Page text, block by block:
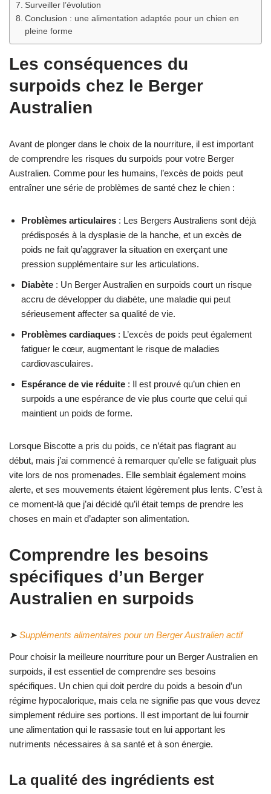
Surveiller l’évolution
Conclusion : une alimentation adaptée pour un chien en
pleine forme
Les conséquences du
surpoids chez le Berger
Australien
Avant de plonger dans le choix de la nourriture, il est important
de comprendre les risques du surpoids pour votre Berger
Australien. Comme pour les humains, l’excès de poids peut
entraîner une série de problèmes de santé chez le chien :
Problèmes articulaires : Les Bergers Australiens sont déjà
prédisposés à la dysplasie de la hanche, et un excès de
poids ne fait qu’aggraver la situation en exerçant une
pression supplémentaire sur les articulations.
Diabète : Un Berger Australien en surpoids court un risque
accru de développer du diabète, une maladie qui peut
sérieusement affecter sa qualité de vie.
Problèmes cardiaques : L’excès de poids peut également
fatiguer le cœur, augmentant le risque de maladies
cardiovasculaires.
Espérance de vie réduite : Il est prouvé qu’un chien en
surpoids a une espérance de vie plus courte que celui qui
maintient un poids de forme.
Lorsque Biscotte a pris du poids, ce n’était pas flagrant au
début, mais j’ai commencé à remarquer qu’elle se fatiguait plus
vite lors de nos promenades. Elle semblait également moins
alerte, et ses mouvements étaient légèrement plus lents. C’est à
ce moment-là que j’ai décidé qu’il était temps de prendre les
choses en main et d’adapter son alimentation.
Comprendre les besoins
spécifiques d’un Berger
Australien en surpoids
➤ Suppléments alimentaires pour un Berger Australien actif
Pour choisir la meilleure nourriture pour un Berger Australien en
surpoids, il est essentiel de comprendre ses besoins
spécifiques. Un chien qui doit perdre du poids a besoin d’un
régime hypocalorique, mais cela ne signifie pas que vous devez
simplement réduire ses portions. Il est important de lui fournir
une alimentation qui le rassasie tout en lui apportant les
nutriments nécessaires à sa santé et à son énergie.
La qualité des ingrédients est